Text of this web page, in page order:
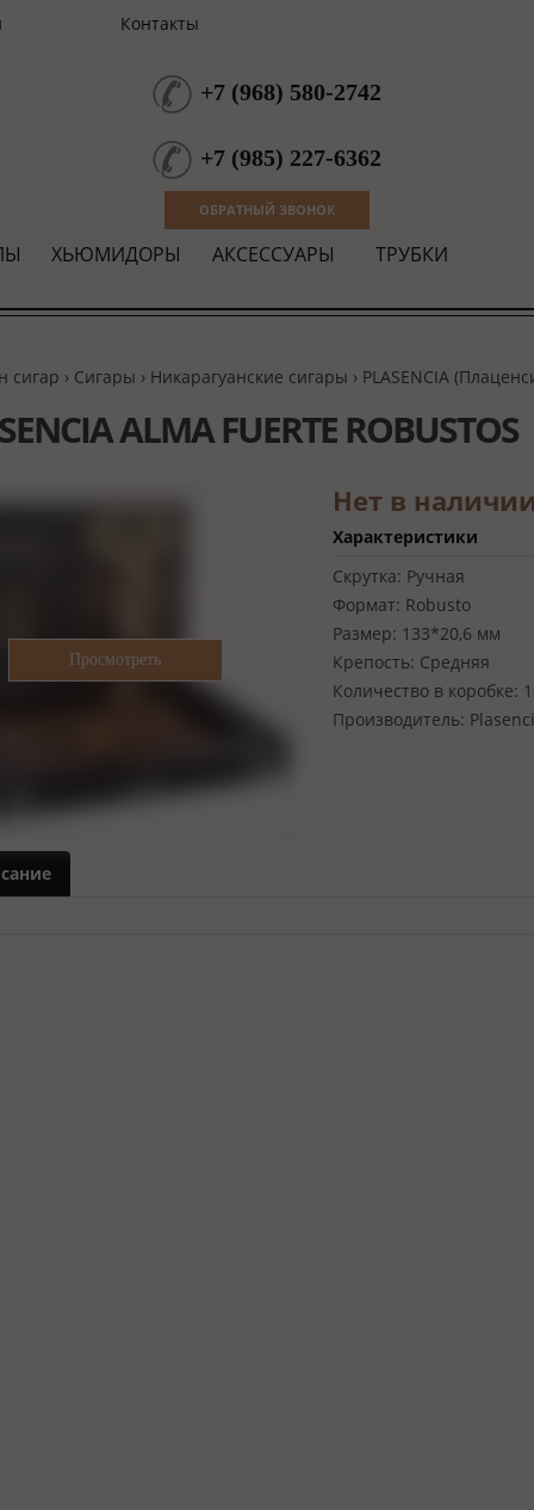
Контакты
+7 (968) 580-2742
+7 (985) 227-6362
ОБРАТНЫЙ ЗВОНОК
ХЬЮМИДОРЫ АКСЕССУАРЫ ТРУБКИ
сигар › Сигары › Никарагуанские сигары › PLASENCIA
ALMA FUERTE ROBUSTOS
Нет в
Характеристики
Скрутка: Ручная
Формат: Robusto
Размер: 133*20,6 мм
Крепость: Средняя
Количество в коробке:
Производитель: